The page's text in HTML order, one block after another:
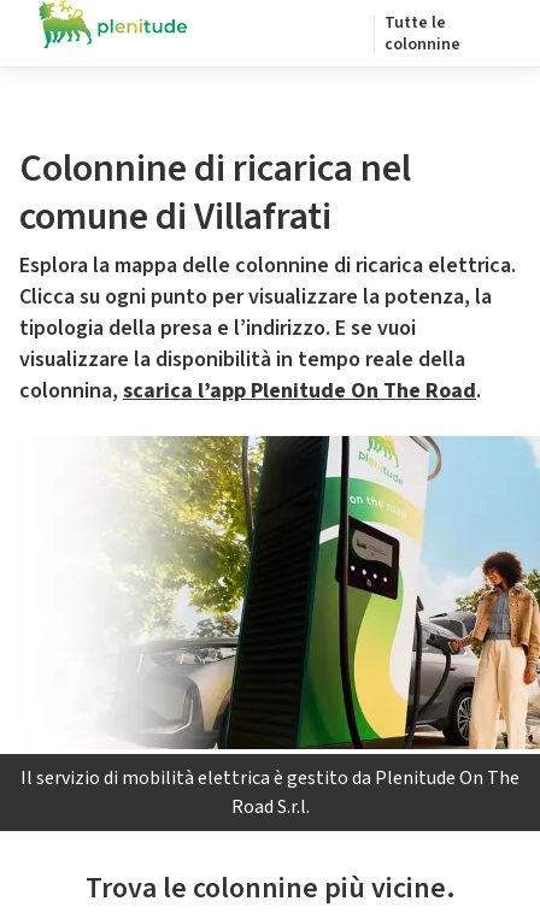
Tutte le
colonnine
Colonnine di ricarica nel
comune di Villafrati
Esplora la mappa delle colonnine di ricarica elettrica.
Clicca su ogni punto per visualizzare la potenza, la
tipologia della presa e l’indirizzo. E se vuoi
visualizzare la disponibilità in tempo reale della
colonnina, scarica l’app Plenitude On The Road.
Il servizio di mobilità elettrica è gestito da Plenitude On The
Road S.r.l.
Trova le colonnine più vicine.